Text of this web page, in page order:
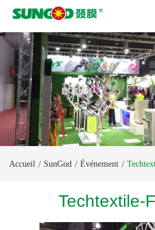
Accueil SunGod Événement
Techtextile-